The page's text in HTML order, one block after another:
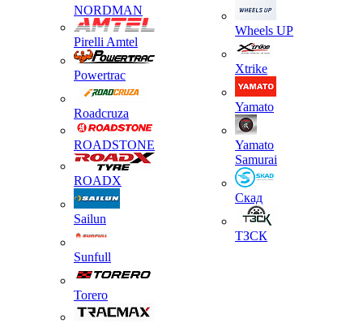
NORDMAN
Pirelli Amtel
Powertrac
Roadcruza
ROADSTONE
ROADX
Sailun
Sunfull
Torero
Wheels UP
Xtrike
Yamato
Yamato
Samurai
Скад
ТЗСК